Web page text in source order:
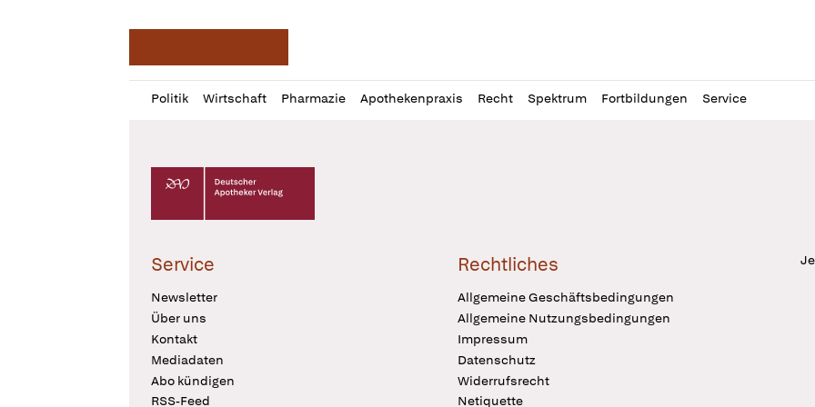
Politik Wirtschaft Pharmazie Apothekenpraxis Recht Spektrum Fortbildungen Service
Profil
öffnen
Daz
Pur
Deutscher Apotheker Verlag Logo
Service
Newsletter
Über uns
Kontakt
Mediadaten
Abo kündigen
RSS-Feed
Rechtliches
Allgemeine Geschäftsbedingungen
Allgemeine Nutzungsbedingungen
Impressum
Datenschutz
Widerrufsrecht
Netiquette